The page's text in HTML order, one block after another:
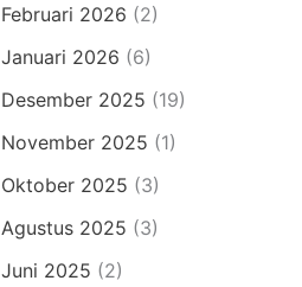
Februari 2026 (2)
Januari 2026 (6)
Desember 2025 (19)
November 2025 (1)
Oktober 2025 (3)
Agustus 2025 (3)
Juni 2025 (2)